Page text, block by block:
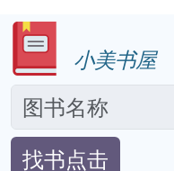
小美书屋
找书点击